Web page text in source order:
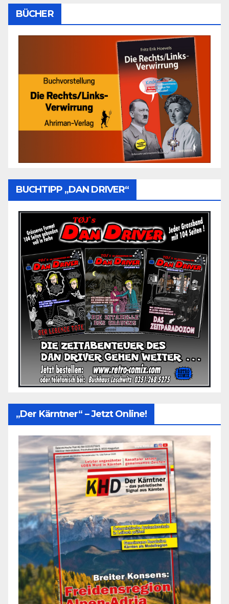
BÜCHER
BUCHTIPP „DAN DRIVER“
„Der Kärntner“ – Jetzt Online!